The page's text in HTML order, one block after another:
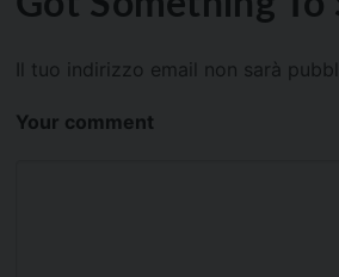
Il tuo indirizzo email non sarà
Your comment